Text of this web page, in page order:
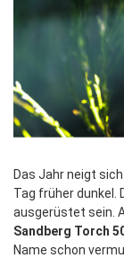
Das Jahr neigt
Tag früher dunkel.
ausgerüstet sein.
Sandberg Torch
Name schon